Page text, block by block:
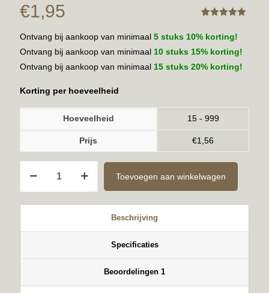
€1,95
Ontvang bij aankoop van minimaal 5 stuks 10% korting!
Ontvang bij aankoop van minimaal 10 stuks 15% korting!
Ontvang bij aankoop van minimaal 15 stuks 20% korting!
Korting per hoeveelheid
Hoeveelheid 15 - 999
Prijs €1,56
Toevoegen aan winkelwagen
Beschrijving
Specificaties
Beoordelingen 1